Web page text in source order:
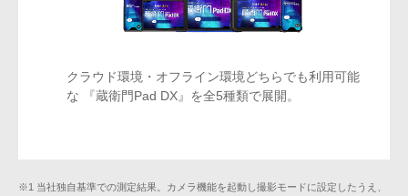
クラウド環境・オフライン環境どちらでも利用可能
な 『蔵衛門Pad DX』を全5種類で展開。
※1 当社独自基準での測定結果。カメラ機能を起動し撮影モードに設定したうえ、